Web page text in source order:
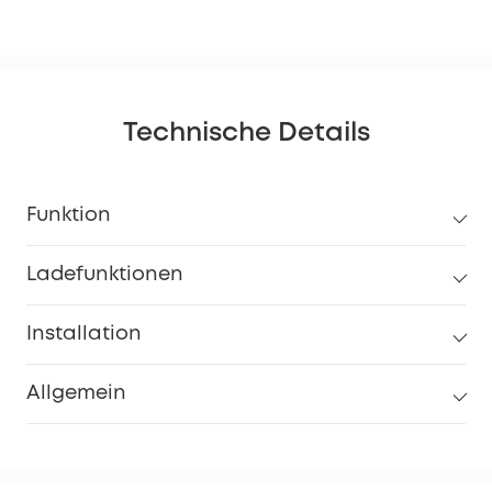
Technische Details
Funktion
Ladefunktionen
Installation
Allgemein